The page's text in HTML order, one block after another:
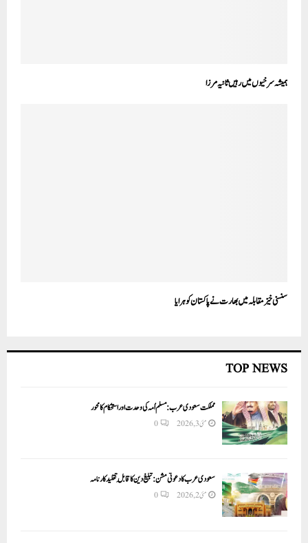
ہمیشہ سرخیوں میں رہیں ثانیہ مرزا
سنسنی خیز مقابلہ میں بھارت نے پاکستان کو ہرایا
TOP NEWS
مملکت سعودی عرب: مسلم اُمہ کی وحدت اور استحکام کا محور
مئی 3, 2026 0
سعودی عرب کا دعوتی مشن: تبلیغ دین کا قابلِ تقلید کارنامہ
مئی 2, 2026 0